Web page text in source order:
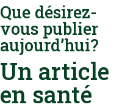
Que désirez-
vous publier
aujourd’hui?
Un article
en santé